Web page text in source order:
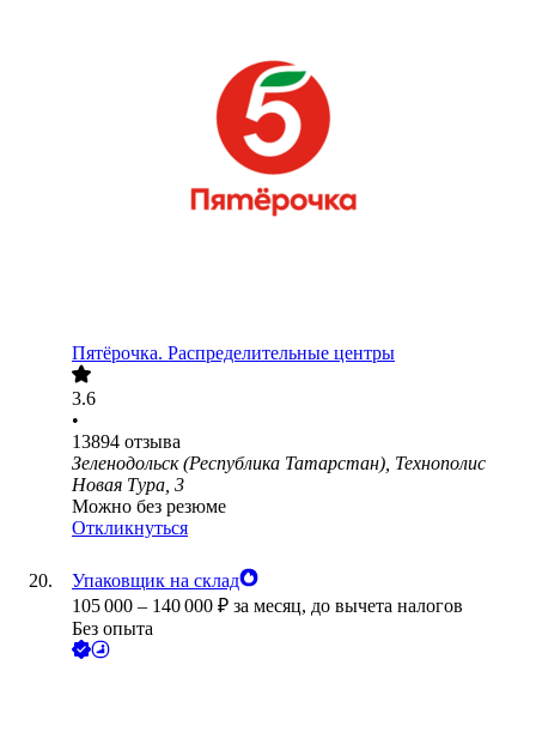
Пятёрочка. Распределительные центры
3.6
•
13894 отзыва
Зеленодольск (Республика Татарстан), Технополис
Новая Тура, 3
Можно без резюме
Откликнуться
Упаковщик на склад
105 000 – 140 000 ₽ за месяц, до вычета налогов
Без опыта